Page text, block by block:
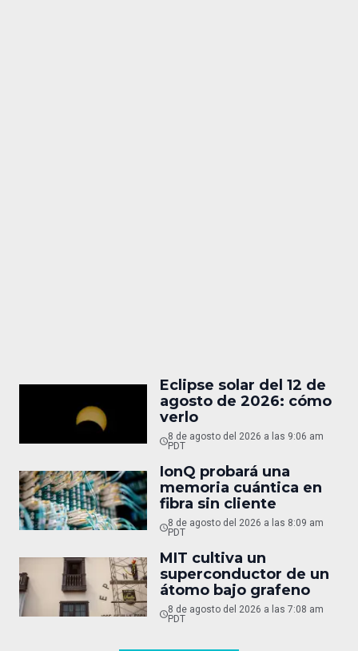
Eclipse solar del 12 de
agosto de 2026: cómo
verlo
8 de agosto del 2026 a las 9:06 am
PDT
IonQ probará una
memoria cuántica en
fibra sin cliente
8 de agosto del 2026 a las 8:09 am
PDT
MIT cultiva un
superconductor de un
átomo bajo grafeno
8 de agosto del 2026 a las 7:08 am
PDT